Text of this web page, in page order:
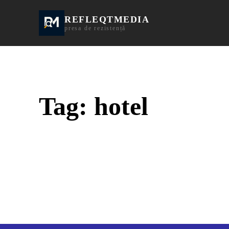
REFLEQTMEDIA
presa de rezistență
Tag: hotel